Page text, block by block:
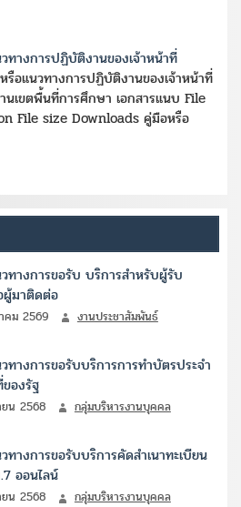
ทางการปฏิบัติงานของเจ้าหน้าที่
รือแนวทางการปฏิบัติงานของเจ้าหน้าที่
นเขตพื้นที่การศึกษา เอกสารแนบ File
File size Downloads คู่มือหรือ
ทางการขอรับ บริการสำหรับผู้รับ
ผู้มาติดต่อ
คม 2569
งานประชาสัมพันธ์
ทางการขอรับบริการการทำบัตรประจำ
องรัฐ
น 2568
กลุ่มบริหารงานบุคคล
ทางการขอรับบริการคัดสำเนาทะเบียน
ออนไลน์
น 2568
กลุ่มบริหารงานบุคคล